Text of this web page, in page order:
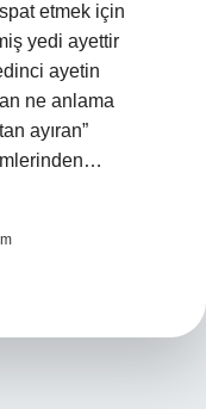
etmek için
yedi ayettir
ayıran”